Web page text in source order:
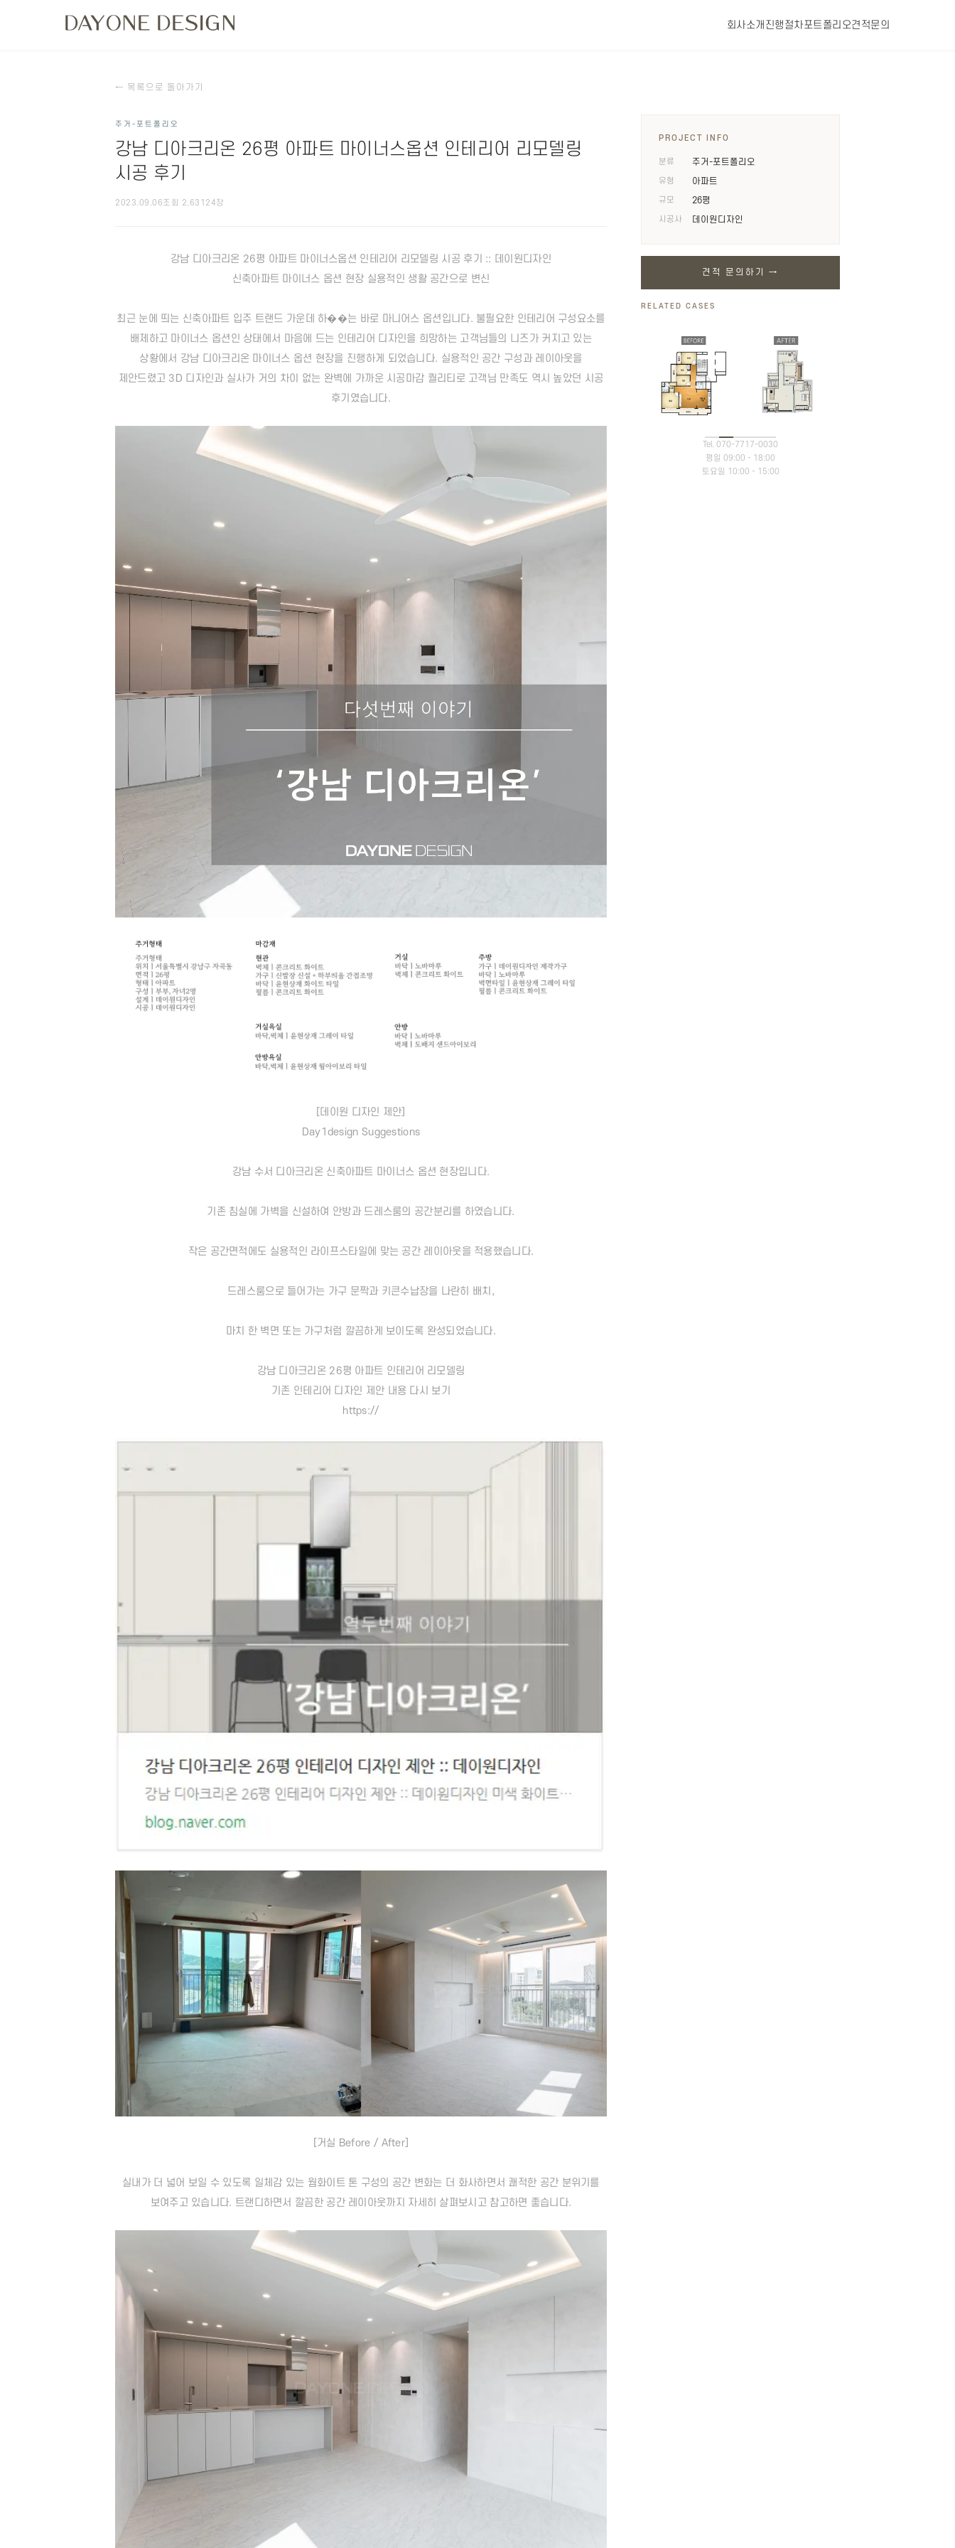
회사소개 진행절차포트폴리오견적문의
← 목록으로 돌아가기
주거-포트폴리오
강남 디아크리온 26평 아파트 마이너스옵션 인테리어 리모델링
시공 후기
2023.09.06조회 2,631 24장
강남 디아크리온 26평 아파트 마이너스옵션 인테리어 리모델링 시공 후기 :: 데이원디자인
신축아파트 마이너스 옵션 현장 실용적인 생활 공간으로 변신
최근 눈에 띄는 신축아파트 입주 트랜드 가운데 하��는 바로 마니어스 옵션입니다. 불필요한 인테리어 구성요소를
배제하고 마이너스 옵션인 상태에서 마음에 드는 인테리어 디자인을 희망하는 고객님들의 니즈가 커지고 있는
상황에서 강남 디아크리온 마이너스 옵션 현장을 진행하게 되었습니다. 실용적인 공간 구성과 레이아웃을
제안드렸고 3D 디자인과 실사가 거의 차이 없는 완벽에 가까운 시공마감 퀄리티로 고객님 만족도 역시 높았던 시공
후기였습니다.
[데이원 디자인 제안]
Day1design Suggestions
강남 수서 디아크리온 신축아파트 마이너스 옵션 현장입니다.
기존 침실에 가벽을 신설하여 안방과 드레스룸의 공간분리를 하였습니다.
작은 공간면적에도 실용적인 라이프스타일에 맞는 공간 레이아웃을 적용했습니다.
드레스룸으로 들어가는 가구 문짝과 키큰수납장을 나란히 배치,
마치 한 벽면 또는 가구처럼 깔끔하게 보이도록 완성되었습니다.
강남 디아크리온 26평 아파트 인테리어 리모델링
기존 인테리어 디자인 제안 내용 다시 보기
https://
[거실 Before / After]
실내가 더 넓어 보일 수 있도록 일체감 있는 웜화이트 톤 구성의 공간 변화는 더 화사하면서 쾌적한 공간 분위기를
보여주고 있습니다. 트랜디하면서 깔끔한 공간 레이아웃까지 자세히 살펴보시고 참고하면 좋습니다.
PROJECT INFO
분류 주거-포트폴리오
유형 아파트
규모 26평
시공사 데이원디자인
견적 문의하기 →
RELATED CASES
주거-디자인제안
강남인테리어, 도곡렉슬 40평대 아파트
Tel. 070-7717-0030
평일 09:00 - 18:00
토요일 10:00 - 15:00